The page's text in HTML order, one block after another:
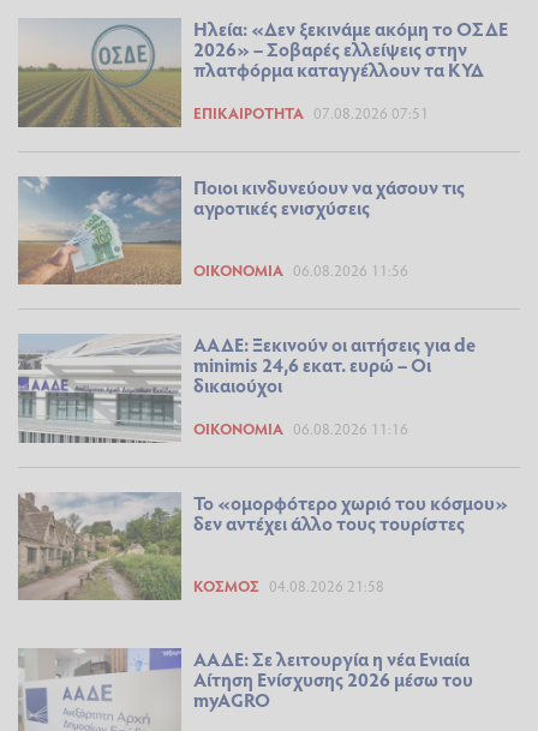
Ηλεία: «Δεν ξεκινάμε ακόμη το ΟΣΔΕ
2026» – Σοβαρές ελλείψεις στην
πλατφόρμα καταγγέλλουν τα ΚΥΔ
ΕΠΙΚΑΙΡΌΤΗΤΑ 07.08.2026 07:51
Ποιοι κινδυνεύουν να χάσουν τις
αγροτικές ενισχύσεις
ΟΙΚΟΝΟΜΊΑ 06.08.2026 11:56
ΑΑΔΕ: Ξεκινούν οι αιτήσεις για de
minimis 24,6 εκατ. ευρώ – Οι
δικαιούχοι
ΟΙΚΟΝΟΜΊΑ 06.08.2026 11:16
Το «ομορφότερο χωριό του κόσμου»
δεν αντέχει άλλο τους τουρίστες
ΚΌΣΜΟΣ 04.08.2026 21:58
ΑΑΔΕ: Σε λειτουργία η νέα Ενιαία
Αίτηση Ενίσχυσης 2026 μέσω του
myAGRO